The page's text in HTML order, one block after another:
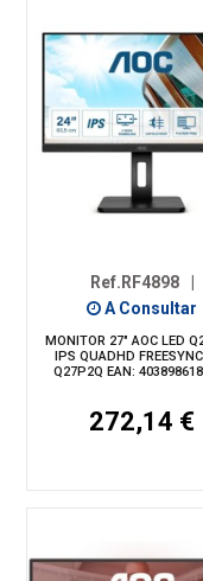
Ref.RF4898
A Consultar
MONITOR 27" AOC LED
IPS QUADHD
Q27P2Q EAN:
272,14 €